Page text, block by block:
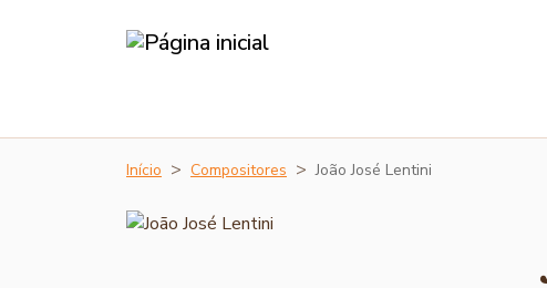
Início Compositores João José Lentini